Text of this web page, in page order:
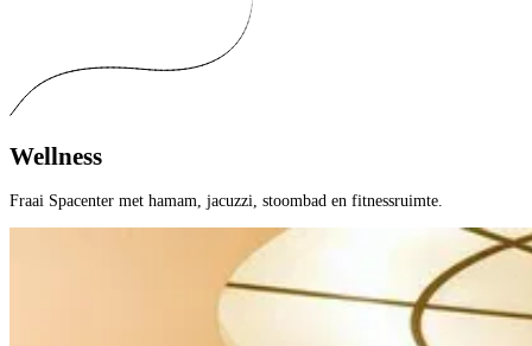
Wellness
Fraai Spacenter met hamam, jacuzzi, stoombad en fitnessruimte.